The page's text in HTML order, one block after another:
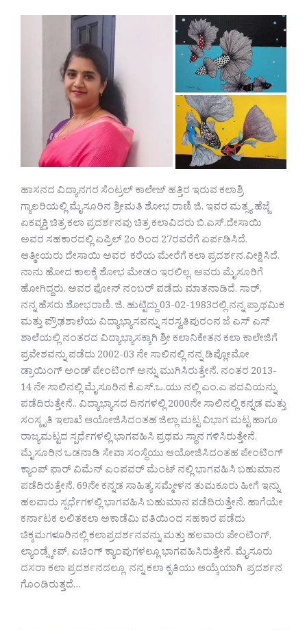
ಹಾಸನದ ವಿದ್ಯಾನಗರ ಸೆಂಟ್ರಲ್ ಕಾಲೇಜ್ ಹತ್ತಿರ ಇರುವ ಕಲಾಶ್ರಿ
ಗ್ಯಾಲರಿಯಲ್ಲಿ ಮೈಸೂರಿನ ಶ್ರೀಮತಿ ಶೋಭ ರಾಣಿ ಜಿ. ಇವರ ಮತ್ಸ್ಯ ಹೆಜ್ಜೆ
ಏಕವ್ಯಕ್ತಿ ಚಿತ್ರ ಕಲಾ ಪ್ರದರ್ಶನವು ಚಿತ್ರ ಕಲಾವಿದರು ಬಿ.ಎಸ್.ದೇಸಾಯಿ
ಅವರ ಸಹಕಾರದಲ್ಲಿ ಏಪ್ರಿಲ್ 2೦ ರಿಂದ 27ರವರೆಗೆ ಏರ್ಪಡಿಸಿದೆ.
ಆತ್ಮೀಯರು ದೇಸಾಯಿ ಅವರ ಕರೆಯ ಮೇರೆಗೆ ಕಲಾ ಪ್ರದರ್ಶನ.ವೀಕ್ಷಿಸಿದೆ.
ನಾನು ಹೋದ ಕಾಲಕ್ಕೆ ಶೋಭ ಮೇಡಂ ಇರಲಿಲ್ಲ. ಅವರು ಮೈಸೂರಿಗೆ
ಹೋಗಿದ್ದರು. ಅವರ ಫೋನ್ ನಂಬರ್ ಪಡೆದು ಮಾತನಾಡಿದೆ. ಸಾರ್,
ನನ್ನ ಹೆಸರು ಶೋಭರಾಣಿ. ಜಿ. ಹುಟ್ಟಿದ್ದು 03-02-1983ರಲ್ಲಿ.ನನ್ನ ಪ್ರಾಥಮಿಕ
ಮತ್ತು ಪ್ರೌಢಶಾಲೆಯ ವಿದ್ಯಾಭ್ಯಾಸವನ್ನು ಸರಸ್ವತಿಪುರಂನ ಜೆ ಎಸ್ ಎಸ್
ಶಾಲೆಯಲ್ಲಿ ನಂತರದ ವಿದ್ಯಾಭ್ಯಾಸಕ್ಕಾಗಿ ಶ್ರೀ ಕಲಾನಿಕೇತನ ಕಲಾ ಕಾಲೇಜಿಗೆ
ಪ್ರವೇಶವನ್ನು ಪಡೆದು 2002-03 ನೇ ಸಾಲಿನಲ್ಲಿ ನನ್ನ ಡಿಪ್ಲೋಮೋ
ಡ್ರಾಯಿಂಗ್ ಅಂಡ್ ಪೇಂಟಿಂಗ್ ಅನ್ನು ಮುಗಿಸಿರುತ್ತೇನೆ. ನಂತರ 2013-
14 ನೇ ಸಾಲಿನಲ್ಲಿ ಮೈಸೂರಿನ ಕೆ.ಎಸ್.ಒ.ಯು ನಲ್ಲಿ ಎಂ.ಎ ಪದವಿಯನ್ನು
ಪಡೆದಿರುತ್ತೇನೆ.. ವಿದ್ಯಾಭ್ಯಾಸದ ದಿನಗಳಲ್ಲಿ 2000ನೇ ಸಾಲಿನಲ್ಲಿ ಕನ್ನಡ ಮತ್ತು
ಸಂಸ್ಕೃತಿ ಇಲಾಖೆ ಆಯೋಜಿಸಿದಂತಹ ಜಿಲ್ಲಾ ಮಟ್ಟ ವಿಭಾಗ ಮಟ್ಟ ಹಾಗೂ
ರಾಜ್ಯಮಟ್ಟದ ಸ್ಪರ್ಧೆಗಳಲ್ಲಿ ಭಾಗವಹಿಸಿ ಪ್ರಥಮ ಸ್ಥಾನ ಗಳಿಸಿರುತ್ತೇನೆ.
ಮೈಸೂರಿನ ಒಡನಾಡಿ ಸೇವಾ ಸಂಸ್ಥೆಯು ಆಯೋಜಿಸಿದಂತಹ ಪೇಂಟಿಂಗ್
ಕ್ಯಾಂಪ್ ಫಾರ್ ವಿಮೆನ್ ಎಂಪವರ್ ಮೆಂಟ್ ನಲ್ಲಿ ಭಾಗವಹಿಸಿ ಬಹುಮಾನ
ಪಡೆದಿರುತ್ತೇನೆ. 69ನೇ ಕನ್ನಡ ಸಾಹಿತ್ಯ ಸಮ್ಮೇಳನ ತುಮಕೂರು ಹೀಗೆ ಇನ್ನು
ಹಲವಾರು ಸ್ಪರ್ಧೆಗಳಲ್ಲಿ ಭಾಗವಹಿಸಿ ಬಹುಮಾನ ಪಡೆದಿರುತ್ತೇನೆ. ಹಾಗೆಯೇ
ಕರ್ನಾಟಕ ಲಲಿತಕಲಾ ಅಕಾಡೆಮಿ ವತಿಯಿಂದ ಸಹಕಾರ ಪಡೆದು
ಚಿಕ್ಕಮಗಳೂರಿನಲ್ಲಿ ಕಲಾಪ್ರದರ್ಶನವನ್ನು ಮತ್ತು ಹಲವಾರು ಪೇಂಟಿಂಗ್,
ಲ್ಯಾಂಡ್ಸ್ಕೇಪ್, ಎಚಿಂಗ್ ಕ್ಯಾಂಪುಗಳಲ್ಲೂ ಭಾಗವಹಿಸಿರುತ್ತೇನೆ. ಮೈಸೂರು
ದಸರಾ ಕಲಾ ಪ್ರದರ್ಶನದಲ್ಲೂ ನನ್ನ ಕಲಾ ಕೃತಿಯು ಆಯ್ಕೆಯಾಗಿ ಪ್ರದರ್ಶನ
ಗೊಂಡಿರುತ್ತದೆ…